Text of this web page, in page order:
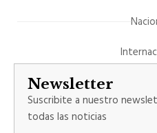
Newsletter
Suscribite a nuestro
todas las noticias